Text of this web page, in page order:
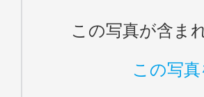
この写真が含ま
この写